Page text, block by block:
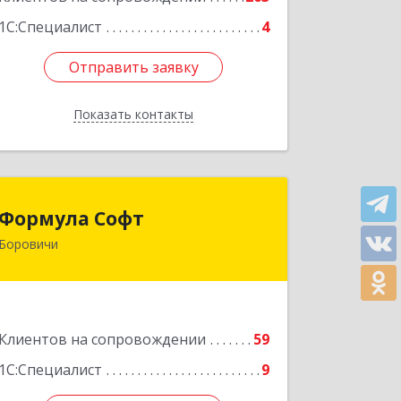
1С:Специалист
4
Отправить заявку
Показать контакты
Отправить заявку
Назад
Формула Софт
Боровичи
Клиентов на сопровождении
59
1С:Специалист
9
Формула Софт
Подробнее